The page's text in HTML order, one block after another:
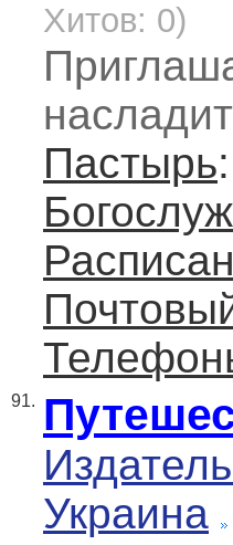
Хитов: 0)
Пастырь
91.
Украина